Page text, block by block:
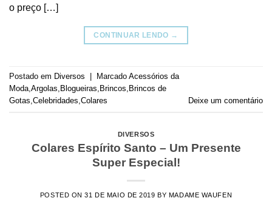
o preço […]
CONTINUAR LENDO →
Postado em Diversos Marcado Acessórios da
Moda Argolas Blogueiras Brincos Brincos de
Gotas Celebridades Colares Deixe um comentário
DIVERSOS
Colares Espírito Santo – Um Presente
Super Especial!
POSTED ON31 DE MAIO DE 2019 BY MADAME WAUFEN